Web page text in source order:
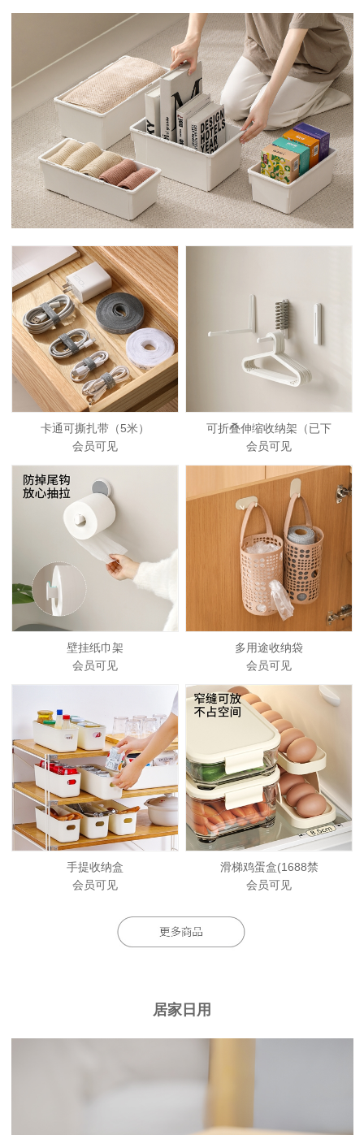
卡通可撕扎带（5米）
会员可见
可折叠伸缩收纳架（已下
会员可见
壁挂纸巾架
会员可见
多用途收纳袋
会员可见
手提收纳盒
会员可见
滑梯鸡蛋盒(1688禁
会员可见
居家日用